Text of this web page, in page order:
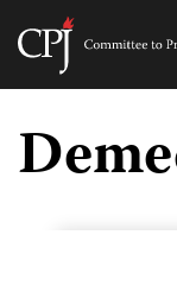
Skip
content